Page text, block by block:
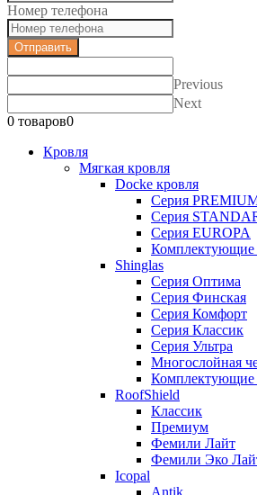
Номер телефона
Отправить
Previous
Next
0 товаров0
Кровля
Мягкая кровля
Docke кровля
Серия
Серия
Серия EUROPA
Комплектующие
Shinglas
Серия Оптима
Серия Финская
Серия Комфорт
Серия Классик
Серия Ультра
Многослойная
Комплектующие
RoofShield
Классик
Премиум
Фемили Лайт
Фемили Эко
Icopal
Antik